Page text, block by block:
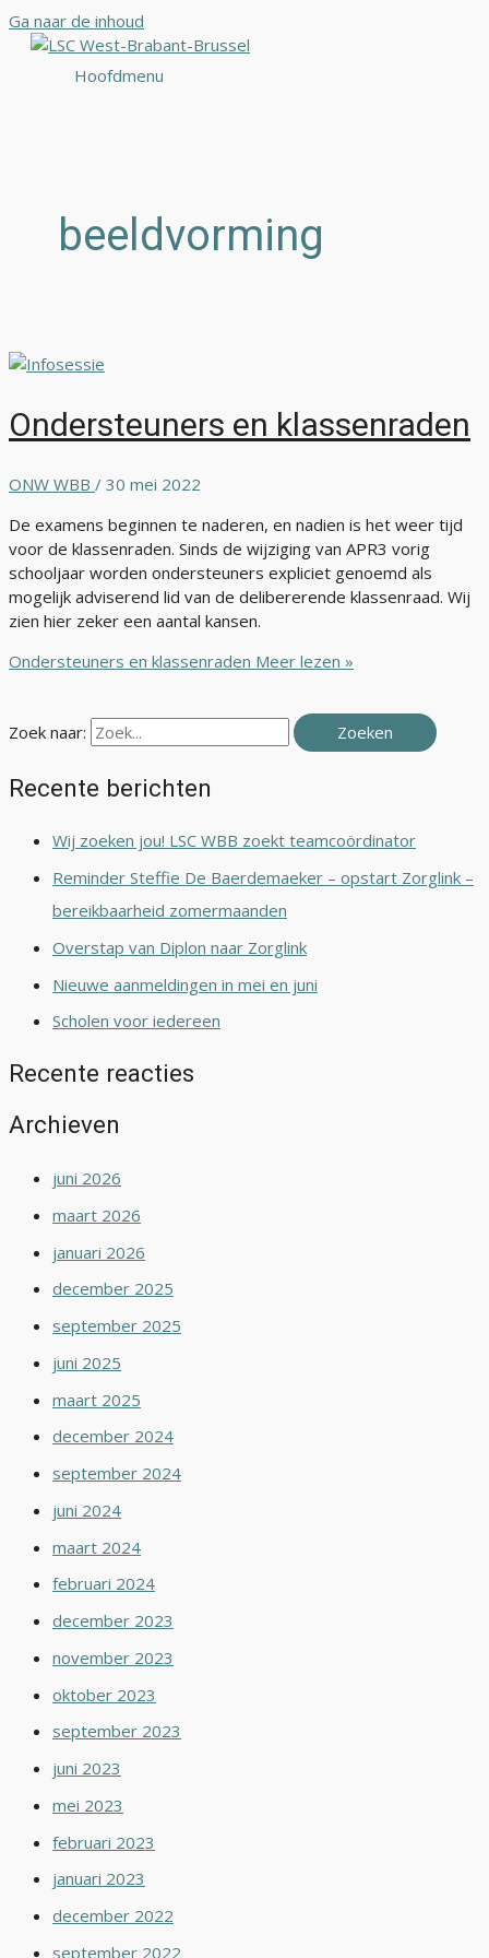
Ga naar de inhoud
Hoofdmenu
beeldvorming
Ondersteuners en klassenraden
ONW WBB / 30 mei 2022
De examens beginnen te naderen, en nadien is het weer tijd
voor de klassenraden. Sinds de wijziging van APR3 vorig
schooljaar worden ondersteuners expliciet genoemd als
mogelijk adviserend lid van de delibererende klassenraad. Wij
zien hier zeker een aantal kansen.
Ondersteuners en klassenraden Meer lezen »
Zoek naar:
Recente berichten
Wij zoeken jou! LSC WBB zoekt teamcoördinator
Reminder Steffie De Baerdemaeker – opstart Zorglink –
bereikbaarheid zomermaanden
Overstap van Diplon naar Zorglink
Nieuwe aanmeldingen in mei en juni
Scholen voor iedereen
Recente reacties
Archieven
juni 2026
maart 2026
januari 2026
december 2025
september 2025
juni 2025
maart 2025
december 2024
september 2024
juni 2024
maart 2024
februari 2024
december 2023
november 2023
oktober 2023
september 2023
juni 2023
mei 2023
februari 2023
januari 2023
december 2022
september 2022